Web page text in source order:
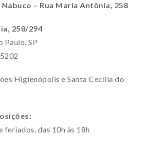
– Rua Maria Antônia, 258
258/294
Paulo, SP
Higienópolis e Santa Cecília do
feriados, das 10h às 18h